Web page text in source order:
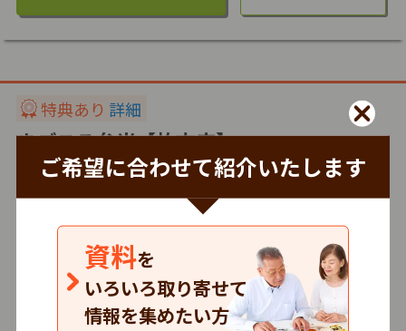
ご希望に合わせて紹介いたします
資料を
いろいろ取り寄せて
情報を集めたい方
特典あり 詳細
まごころ弁当【枚方店】
株式会社シルバーライフ
仕出し
0.0